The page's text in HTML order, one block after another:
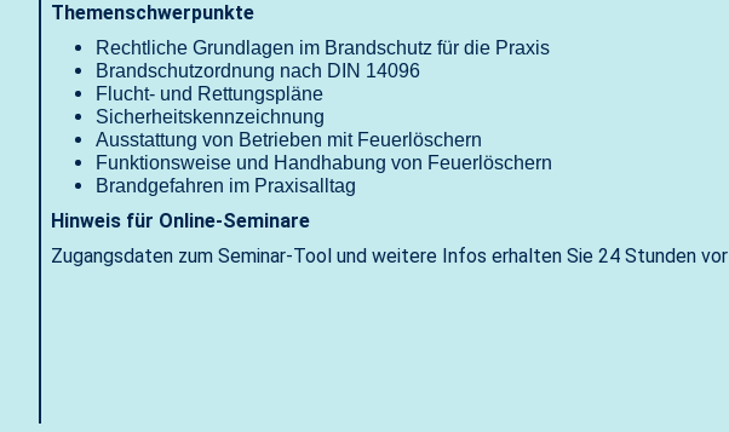
Themenschwerpunkte
Rechtliche Grundlagen im Brandschutz für die Praxis
Brandschutzordnung nach DIN 14096
Flucht- und Rettungspläne
Sicherheitskennzeichnung
Ausstattung von Betrieben mit Feuerlöschern
Funktionsweise und Handhabung von Feuerlöschern
Brandgefahren im Praxisalltag
Hinweis für Online-Seminare
Zugangsdaten zum Seminar-Tool und weitere Infos erhalten Sie 24 Stunden